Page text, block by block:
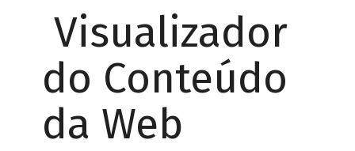
Visualizador
do Conteúdo
da Web